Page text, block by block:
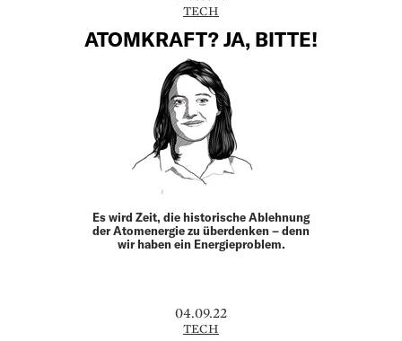
TECH
ATOMKRAFT? JA, BITTE!
Es wird Zeit, die historische Ablehnung
der Atomenergie zu überdenken – denn
wir haben ein Energieproblem.
04.09.22
TECH